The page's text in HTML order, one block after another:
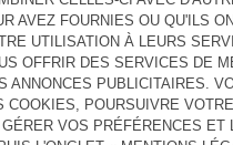
CHAUSSETTES ENFANT
LYPOW
€ 15